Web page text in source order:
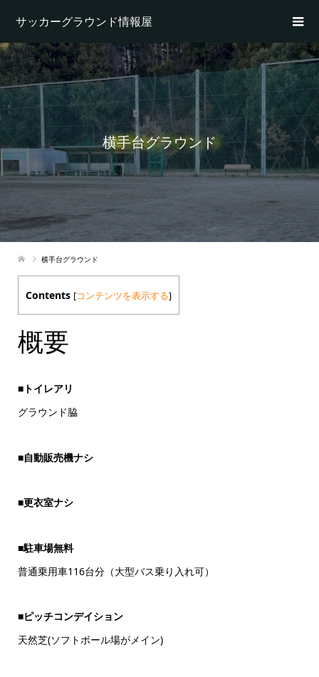
サッカーグラウンド情報屋
横手台グラウンド
横手台グラウンド
Contents [コンテンツを表示する]
概要
■トイレアリ
グラウンド脇
■自動販売機ナシ
■更衣室ナシ
■駐車場無料
普通乗用車116台分（大型バス乗り入れ可）
■ピッチコンデイション
天然芝(ソフトボール場がメイン)